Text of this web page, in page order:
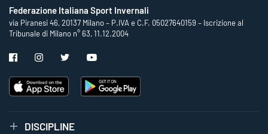
Federazione Italiana Sport Invernali
via Piranesi 46, 20137 Milano – P.IVA e C.F. 05027640159 – Iscrizione al
Tribunale di Milano n° 63, 11.12.2004
DISCIPLINE